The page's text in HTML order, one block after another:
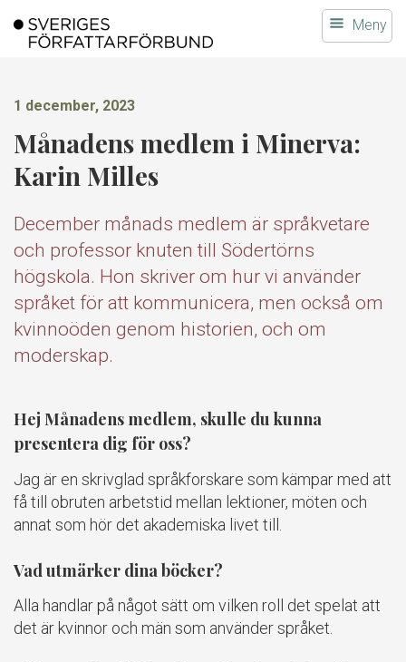
till
Meny
1 december, 2023
Månadens medlem i Minerva:
Karin Milles
December månads medlem är språkvetare
och professor knuten till Södertörns
högskola. Hon skriver om hur vi använder
språket för att kommunicera, men också om
kvinnoöden genom historien, och om
moderskap.
Hej Månadens medlem, skulle du kunna
presentera dig för oss?
Jag är en skrivglad språkforskare som kämpar med att
få till obruten arbetstid mellan lektioner, möten och
annat som hör det akademiska livet till.
Vad utmärker dina böcker?
Alla handlar på något sätt om vilken roll det spelat att
det är kvinnor och män som använder språket.